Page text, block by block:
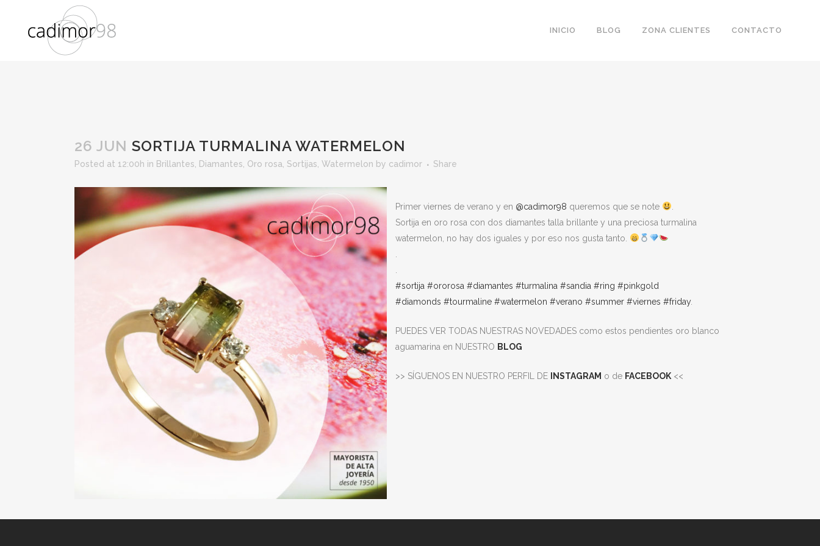
INICIO BLOG ZONA CLIENTES CONTACTO
26 JUN SORTIJA TURMALINA WATERMELON
Posted at 12:00h in Brillantes Diamantes Oro rosa Sortijas Watermelon by cadimor Share
Primer viernes de verano y en @cadimor98 queremos que se note
Sortija en oro rosa con dos diamantes talla brillante y una preciosa turmalina
watermelon, no hay dos iguales y por eso nos gusta tanto.
#sortija #ororosa #diamantes #turmalina #sandia #ring #pinkgold
#diamonds #tourmaline #watermelon #verano #summer #viernes #friday.
PUEDES VER TODAS NUESTRAS NOVEDADES como estos pendientes oro blanco
aguamarina en NUESTRO BLOG
>> SÍGUENOS EN NUESTRO PERFIL DE INSTAGRAM o de FACEBOOK <<